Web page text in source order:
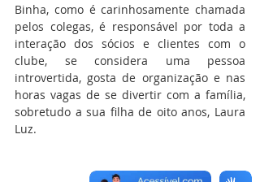
Binha, como é carinhosamente chamada
pelos colegas, é responsável por toda a
interação dos sócios e clientes com o
clube, se considera uma pessoa
introvertida, gosta de organização e nas
horas vagas de se divertir com a família,
sobretudo a sua filha de oito anos, Laura
Luz.